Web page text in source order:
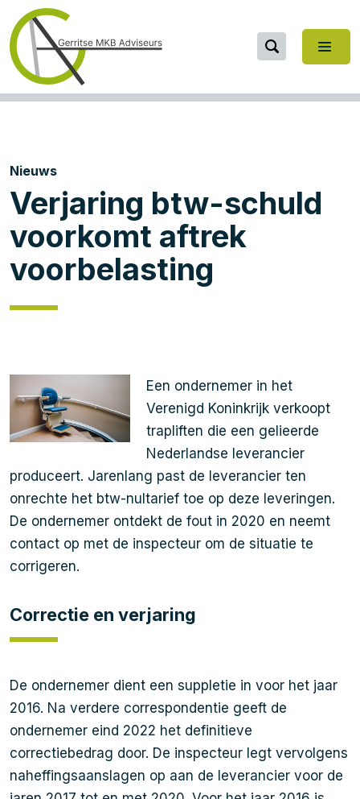
Nieuws
Verjaring btw-schuld
voorkomt aftrek
voorbelasting
Een ondernemer in het
Verenigd Koninkrijk verkoopt
trapliften die een gelieerde
Nederlandse leverancier
produceert. Jarenlang past de leverancier ten
onrechte het btw-nultarief toe op deze leveringen.
De ondernemer ontdekt de fout in 2020 en neemt
contact op met de inspecteur om de situatie te
corrigeren.
Correctie en verjaring
De ondernemer dient een suppletie in voor het jaar
2016. Na verdere correspondentie geeft de
ondernemer eind 2022 het definitieve
correctiebedrag door. De inspecteur legt vervolgens
naheffingsaanslagen op aan de leverancier voor de